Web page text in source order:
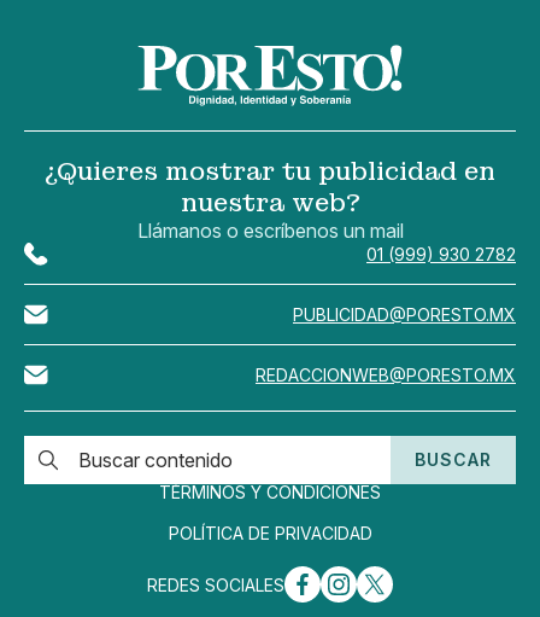
¿Quieres mostrar tu publicidad en
nuestra web?
Llámanos o escríbenos un mail
01 (999) 930 2782
PUBLICIDAD@PORESTO.MX
REDACCIONWEB@PORESTO.MX
BUSCAR
TÉRMINOS Y CONDICIONES
POLÍTICA DE PRIVACIDAD
REDES SOCIALES